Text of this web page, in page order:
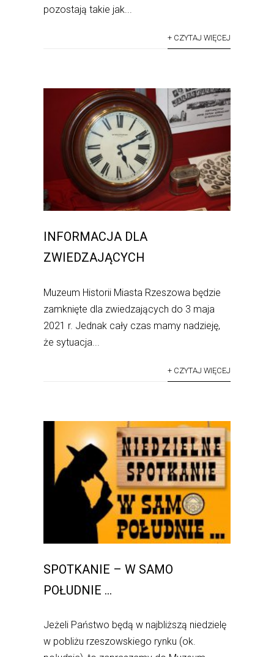
pozostają takie jak...
+ CZYTAJ WIĘCEJ
INFORMACJA DLA
ZWIEDZAJĄCYCH
Muzeum Historii Miasta Rzeszowa będzie
zamknięte dla zwiedzających do 3 maja
2021 r. Jednak cały czas mamy nadzieję,
że sytuacja...
+ CZYTAJ WIĘCEJ
SPOTKANIE – W SAMO
POŁUDNIE …
Jeżeli Państwo będą w najbliższą niedzielę
w pobliżu rzeszowskiego rynku (ok.